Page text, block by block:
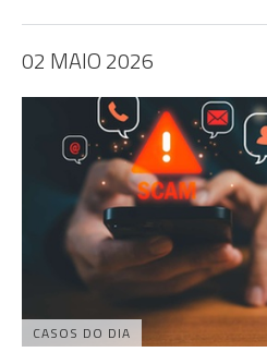
02 MAIO 2026
CASOS DO DIA